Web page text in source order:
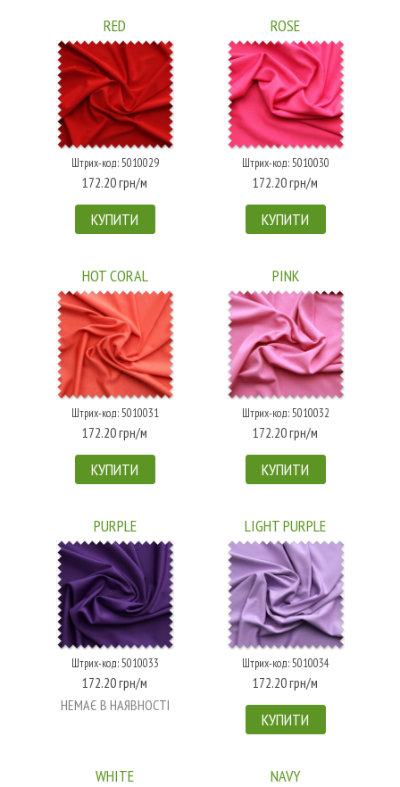
RED
Штрих-код: 5010029
172.20 грн/м
КУПИТИ
ROSE
Штрих-код: 5010030
172.20 грн/м
КУПИТИ
HOT CORAL
Штрих-код: 5010031
172.20 грн/м
КУПИТИ
PINK
Штрих-код: 5010032
172.20 грн/м
КУПИТИ
PURPLE
Штрих-код: 5010033
172.20 грн/м
НЕМАЄ В НАЯВНОСТІ
LIGHT PURPLE
Штрих-код: 5010034
172.20 грн/м
КУПИТИ
WHITE NAVY